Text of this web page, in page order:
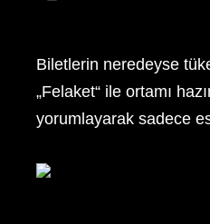
Biletlerin neredeyse
„Felaket“ ile ortamı
yorumlayarak sadece